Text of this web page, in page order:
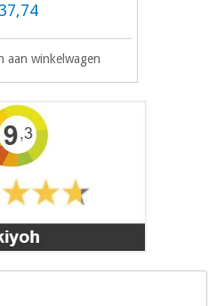
aan winkelwagen